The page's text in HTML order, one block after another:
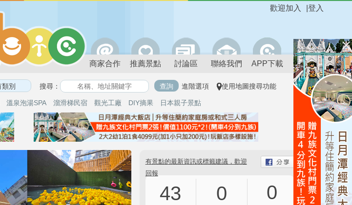
登入
歡迎加入
商家合作 推薦景點 討論區 聯絡我們 APP下載
搜尋： 進階選項 使用地圖搜尋功能
溫泉泡湯SPA 溜滑梯民宿 觀光工廠 DIY摘果 日本親子景點
有景點的最新資訊或標籤建議，歡迎
回報
43 0 0